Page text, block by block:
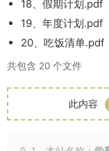
18、假期计划.pdf
19、年度计划.pdf
20、吃饭清单.pdf
共包含 20 个文件
此内容